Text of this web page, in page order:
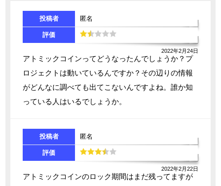
投稿者 匿名
評価
2022年2月24日
アトミックコインってどうなったんでしょうか？プ
ロジェクトは動いているんですか？その辺りの情報
がどんなに調べても出てこないんですよね。誰か知
っている人はいるでしょうか。
投稿者 匿名
評価
2022年2月22日
アトミックコインのロック期間はまだ残ってますが